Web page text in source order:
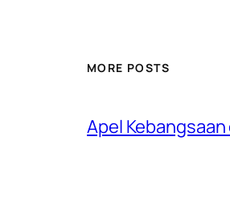
MORE POSTS
Apel